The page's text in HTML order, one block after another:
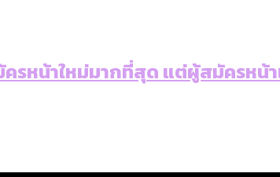
ครหน้าใหม่มากที่สุด แต่ผู้สมัครห